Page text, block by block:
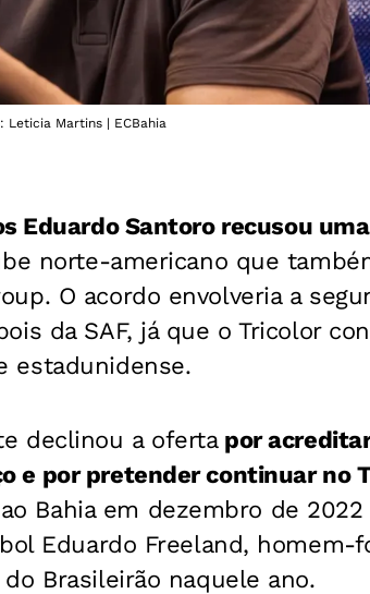
Martins | ECBahia
Eduardo Santoro recusou
norte-americano que
O acordo envolveria a
da SAF, já que o Tricolor
estadunidense.
declinou a ofertapor
e por pretender continuar no
Bahia em dezembro de 2022
Eduardo Freeland, homem-
Brasileirão naquele ano.